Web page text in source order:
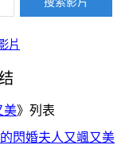
片
美》列表
閃婚夫人又颯又美